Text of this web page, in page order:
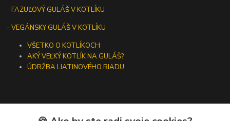
-FAZUĽOVÝ GULÁŠ V KOTLÍKU
- VEGÁNSKY GULÁŠ V KOTLÍKU
VŠETKO O KOTLÍKOCH
AKÝ VEĽKÝ KOTLÍK NA GULÁŠ?
ÚDRŽBA LIATINOVÉHO RIADU